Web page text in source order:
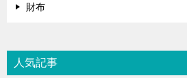
財布
人気記事